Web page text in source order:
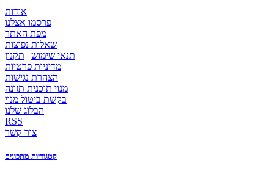
אודות
פרסמו אצלנו
מפת האתר
שאלות נפוצות
תנאי שימוש | תקנון
מדיניות פרטיות
הצהרת נגישות
מנוי תוכנית תזונה
בקשת ביטול מנוי
הבלוג שלנו
RSS
צור קשר
קטגוריות מתכונים